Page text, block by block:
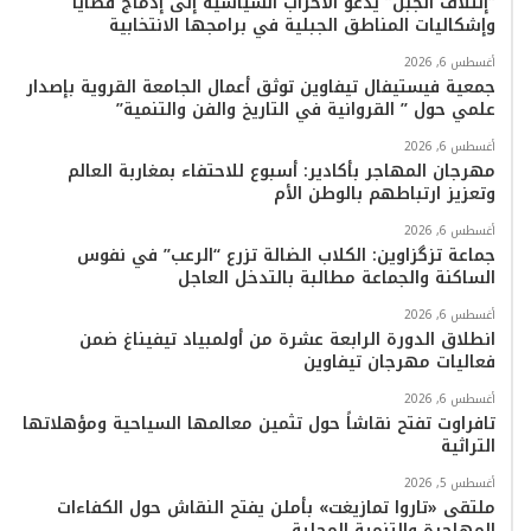
و
ك
ر
و
ب
ق
ر
ا
م
o
k
ا
ب
وإشكاليات المناطق الجبلية في برامجها الانتخابية
أغسطس 6, 2026
جمعية فيستيفال تيفاوين توثق أعمال الجامعة القروية بإصدار
علمي حول ” القروانية في التاريخ والفن والتنمية”
أغسطس 6, 2026
مهرجان المهاجر بأكادير: أسبوع للاحتفاء بمغاربة العالم
وتعزيز ارتباطهم بالوطن الأم
أغسطس 6, 2026
جماعة تزگزاوين: الكلاب الضالة تزرع “الرعب” في نفوس
الساكنة والجماعة مطالبة بالتدخل العاجل
أغسطس 6, 2026
انطلاق الدورة الرابعة عشرة من أولمبياد تيفيناغ ضمن
فعاليات مهرجان تيفاوين
أغسطس 6, 2026
تافراوت تفتح نقاشاً حول تثمين معالمها السياحية ومؤهلاتها
التراثية
أغسطس 5, 2026
ملتقى «تاروا تمازيغت» بأملن يفتح النقاش حول الكفاءات